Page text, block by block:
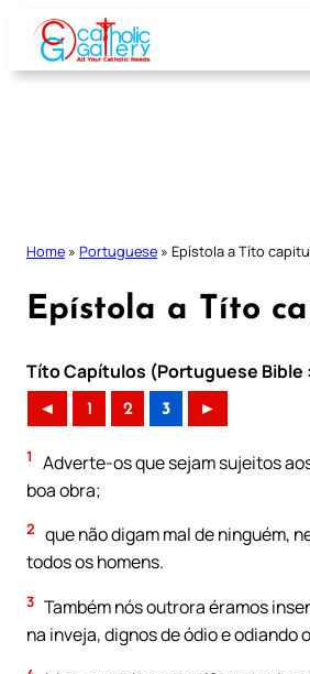
Skip
content
Home » Portuguese » Epístola a Títo
Epístola a Títo
Títo Capítulos (Portuguese Bible
◄ 1 2 3 ►
1
Adverte-os que sejam sujeitos
boa obra;
2 que não digam mal de ninguém,
todos os homens.
3 Também nós outrora éramos
na inveja, dignos de ódio e odiando